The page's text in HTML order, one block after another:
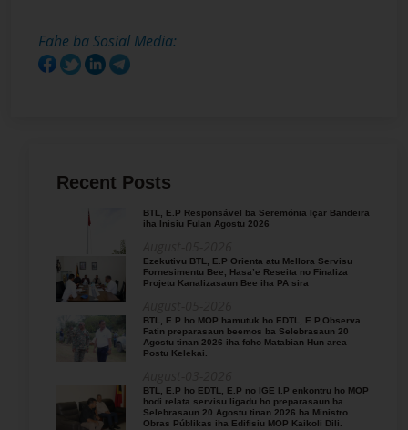
Fahe ba Sosial Media:
Recent Posts
BTL, E.P Responsável ba Seremónia Içar Bandeira
iha Inísiu Fulan Agostu 2026
Ezekutivu BTL, E.P Orienta atu Mellora Servisu
Fornesimentu Bee, Hasa’e Reseita no Finaliza
Projetu Kanalizasaun Bee iha PA sira
BTL, E.P ho MOP hamutuk ho EDTL, E.P,Observa
Fatin preparasaun beemos ba Selebrasaun 20
Agostu tinan 2026 iha foho Matabian Hun area
Postu Kelekai.
BTL, E.P ho EDTL, E.P no IGE I.P enkontru ho MOP
hodi relata servisu ligadu ho preparasaun ba
Selebrasaun 20 Agostu tinan 2026 ba Ministro
Obras Públikas iha Edifisiu MOP Kaikoli Dili.